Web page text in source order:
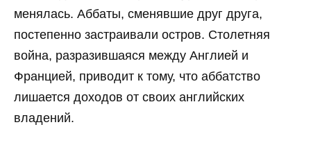
менялась. Аббаты, сменявшие друг друга,
постепенно застраивали остров. Столетняя
война, разразившаяся между Англией и
Францией, приводит к тому, что аббатство
лишается доходов от своих английских
владений.